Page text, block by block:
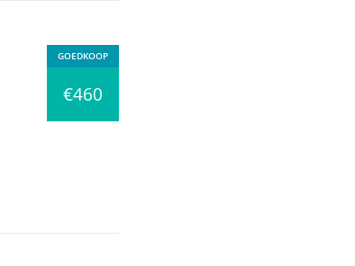
GOEDKOOP
€460